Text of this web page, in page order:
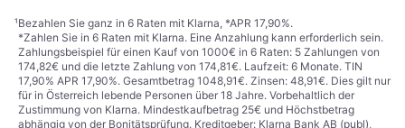
¹Bezahlen Sie ganz in 6 Raten mit Klarna, *APR 17,90%.
*Zahlen Sie in 6 Raten mit Klarna. Eine Anzahlung kann erforderlich sein.
Zahlungsbeispiel für einen Kauf von 1000€ in 6 Raten: 5 Zahlungen von
174,82€ und die letzte Zahlung von 174,81€. Laufzeit: 6 Monate. TIN
17,90% APR 17,90%. Gesamtbetrag 1048,91€. Zinsen: 48,91€. Dies gilt nur
für in Österreich lebende Personen über 18 Jahre. Vorbehaltlich der
Zustimmung von Klarna. Mindestkaufbetrag 25€ und Höchstbetrag
abhängig von der Bonitätsprüfung. Kreditgeber: Klarna Bank AB (publ),